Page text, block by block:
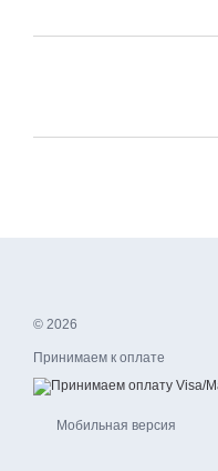
© 2026
Принимаем к оплате
Мобильная версия